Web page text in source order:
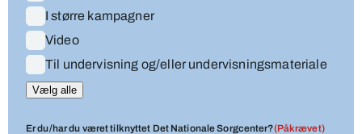
I større kampagner
Video
Til undervisning og/eller undervisningsmateriale
Vælg alle
Er du/har du været tilknyttet Det Nationale Sorgcenter?(Påkrævet)